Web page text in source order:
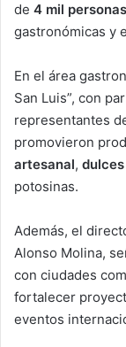
de 4 mil personas
gastronómicas y
En el área
San Luis”, con
representantes
promovieron
artesanal,
potosinas.
Además, el
Alonso Molina,
con ciudades
fortalecer
eventos